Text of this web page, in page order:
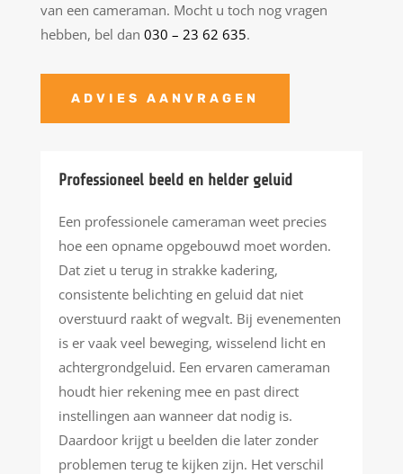
van een cameraman. Mocht u toch nog vragen
hebben, bel dan 030 – 23 62 635.
ADVIES AANVRAGEN
Professioneel beeld en helder geluid
Een professionele cameraman weet precies
hoe een opname opgebouwd moet worden.
Dat ziet u terug in strakke kadering,
consistente belichting en geluid dat niet
overstuurd raakt of wegvalt. Bij evenementen
is er vaak veel beweging, wisselend licht en
achtergrondgeluid. Een ervaren cameraman
houdt hier rekening mee en past direct
instellingen aan wanneer dat nodig is.
Daardoor krijgt u beelden die later zonder
problemen terug te kijken zijn. Het verschil